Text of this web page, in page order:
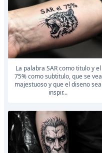
la palabra SAR como titulo y el
75% como subtitulo, que se vea
majestuoso y que el diseno sea
inspir...